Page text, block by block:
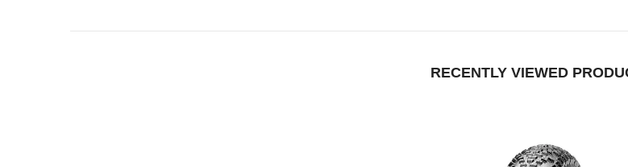
RECENTLY VIEWED